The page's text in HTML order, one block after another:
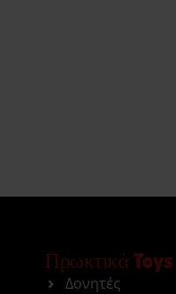
Πρωκτικά Toys
Δονητές